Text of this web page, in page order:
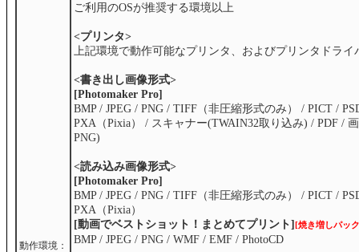
動作環境：
ご利用のOSが推奨する環境以上
<プリンタ>
上記環境で動作可能なプリンタ、およびプリンタドライ
<書き出し画像形式>
[Photomaker Pro]
BMP / JPEG / PNG / TIFF（非圧縮形式のみ） / PICT /
PXA（Pixia） / スキャナー(TWAIN32取り込み) / PDF /
PNG)
<読み込み画像形式>
[Photomaker Pro]
BMP / JPEG / PNG / TIFF（非圧縮形式のみ） / PICT /
PXA（Pixia）
[動画でベストショット！まとめてプリント][焼き増しパッ
BMP / JPEG / PNG / WMF / EMF / PhotoCD